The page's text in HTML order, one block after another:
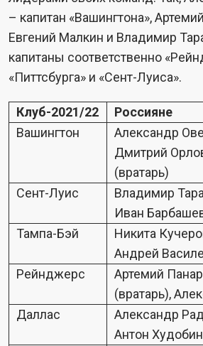
– капитан «Вашингтона»,
Евгений Малкин и Владимир
капитаны соответственно
«Питтсбурга» и «Сент-Луиса».
Клуб-2021/22
Россияне
Вашингтон
Александр
Дмитрий
(вратарь)
Сент-Луис
Владимир
Иван
Тампа-Бэй
Никита
Андрей
Рейнджерс
Артемий
(вратарь),
Даллас
Александр
Антон